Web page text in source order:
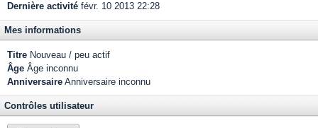
Dernière activité févr. 10 2013 22:28
Mes informations
Titre Nouveau / peu actif
Âge Âge inconnu
Anniversaire Anniversaire inconnu
Contrôles utilisateur